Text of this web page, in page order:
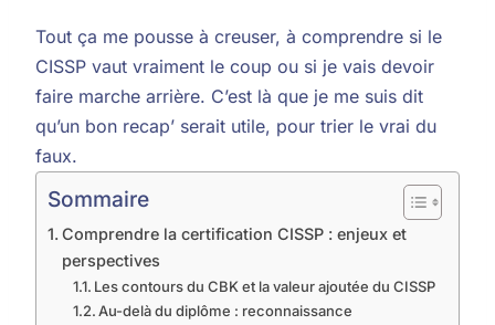
Tout ça me pousse à creuser, à comprendre si le
CISSP vaut vraiment le coup ou si je vais devoir
faire marche arrière. C’est là que je me suis dit
qu’un bon recap’ serait utile, pour trier le vrai du
faux.
Sommaire
Comprendre la certification CISSP : enjeux et
perspectives
Les contours du CBK et la valeur ajoutée du CISSP
Au-delà du diplôme : reconnaissance